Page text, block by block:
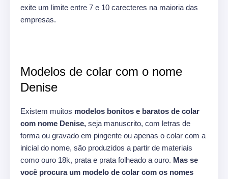
exite um limite entre 7 e 10 carecteres na maioria das
empresas.
Modelos de colar com o nome
Denise
Existem muitos modelos bonitos e baratos de colar
com nome Denise, seja manuscrito, com letras de
forma ou gravado em pingente ou apenas o colar com a
inicial do nome, são produzidos a partir de materiais
como ouro 18k, prata e prata folheado a ouro. Mas se
você procura um modelo de colar com os nomes